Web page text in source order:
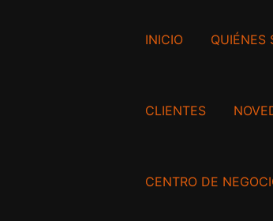
INICIO QUIÉNES
CLIENTES
CENTRO DE